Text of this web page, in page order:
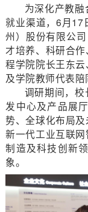
为深化产教
就业渠道，6月17
州）股份有限公
才培养、科研合
程学院院长王东
及学院教师代表陪
调研期间，
发中心及产品展
势、全球化布局
新一代工业互联
制造及科技创新
象。